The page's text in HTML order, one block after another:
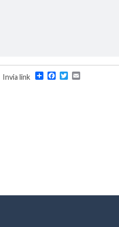
Invia link Condividi
Facebook
Twitter
Email